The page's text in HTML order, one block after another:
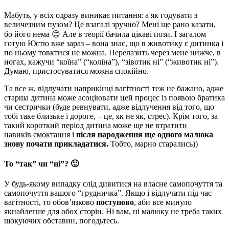
Мабуть, у всіх одразу виникає питання: а як годувати з
величезним пузом? Це взагалі зручно? Мені ще рано казати,
бо його нема 😊 Але в теорії бачила цікаві пози. І загалом
готую Юстю вже зараз – вона знає, що в животику є дитинка і
по ньому товктися не можна. Перелазить через мене нижче, в
ногах, кажучи “коїна” (“коліна”), “зівотик ні” (“животик ні”).
Думаю, пристосуватися можна спокійно.
Та все ж, відлучати наприкінці вагітності теж не бажано, адже
старша дитина може асоціювати цей процес із появою братика
чи сестрички (буде ревнувати, адже відлучення від того, що
тобі таке близьке і дороге, – це, як не як, стрес). Крім того, за
такий короткий період дитина може ще не втратити
навиків смоктання і після народження ще одного малюка
знову почати прикладатися. Тобто, марно старались))
То “так” чи “ні”? 🙂
У будь-якому випадку слід дивитися на власне самопочуття та
самопочуття вашого “грудничка”. Якщо і відлучати під час
вагітності, то обов’язково поступово, аби все минуло
якнайлегше для обох сторін. Ні вам, ні малюку не треба таких
шокуючих обставин, погодьтесь.